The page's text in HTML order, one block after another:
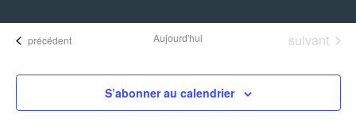
uneÉvènements
précédent Aujourd'hui suivant
S’abonner au calendrier